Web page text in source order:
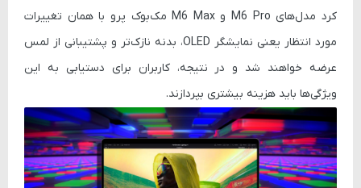
کرد مدل‌های M6 ProوM6 Maxمک‌بوک پرو با همان تغییرات
مورد انتظار یعنی نمایشگر OLED، بدنه نازک‌تر و پشتیبانی از لمس
عرضه خواهند شد و در نتیجه، کاربران برای دستیابی به این
ویژگی‌ها باید هزینه بیشتری بپردازند.